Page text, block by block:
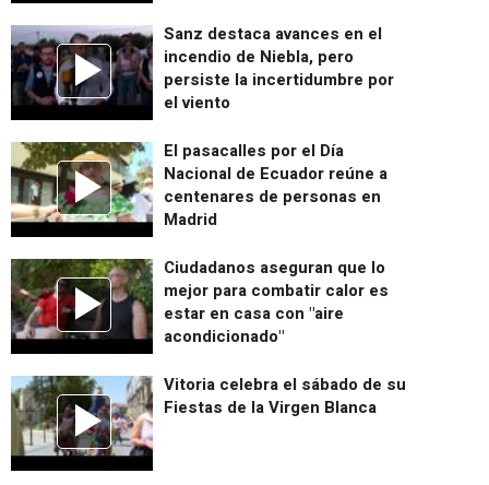
Sanz destaca avances en el
incendio de Niebla, pero
persiste la incertidumbre por
el viento
El pasacalles por el Día
Nacional de Ecuador reúne a
centenares de personas en
Madrid
Ciudadanos aseguran que lo
mejor para combatir calor es
estar en casa con "aire
acondicionado"
Vitoria celebra el sábado de su
Fiestas de la Virgen Blanca